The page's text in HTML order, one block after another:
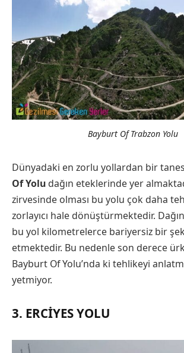
Bayburt Of Trabzon Yolu
Dünyadaki en zorlu yollardan bir
Of Yolu dağın eteklerinde yer
zirvesinde olması bu yolu çok daha
zorlayıcı hale dönüştürmektedir.
bu yol kilometrelerce bariyersiz bir
etmektedir. Bu nedenle son derece
Bayburt Of Yolu’nda ki tehlikeyi
yetmiyor.
3. ERCIYES YOLU